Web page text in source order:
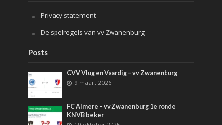
Privacy statement
De spelregels van vv Zwanenburg
Posts
CVV Vlug en Vaardig – vv Zwanenburg
9 maart 2026
FC Almere – vv Zwanenburg 1e ronde
KNVB beker